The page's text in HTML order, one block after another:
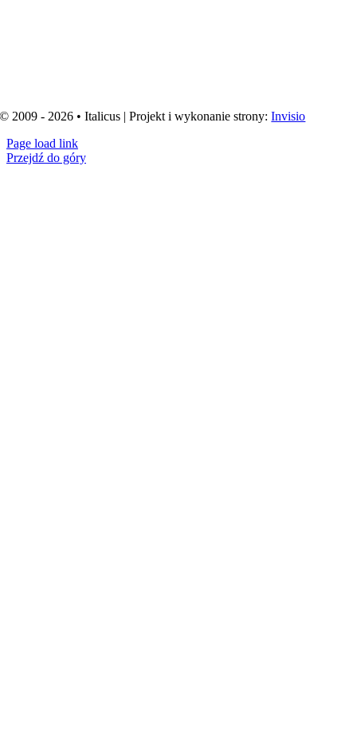
© 2009 - 2026 • Italicus | Projekt i wykonanie strony:Invisio
Page load link
Przejdź do góry